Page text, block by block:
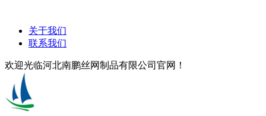
关于我们
联系我们
欢迎光临河北南鹏丝网制品有限公司官网！